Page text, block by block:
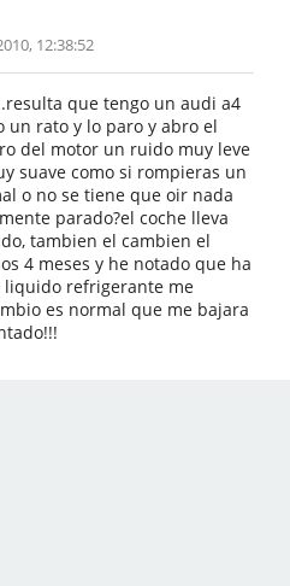
12:38:52
que tengo un audi a4
un rato y lo paro y abro el
del motor un ruido muy leve
suave como si rompieras un
o no se tiene que oir nada
parado?el coche lleva
tambien el cambien el
4 meses y he notado que ha
liquido refrigerante me
es normal que me bajara